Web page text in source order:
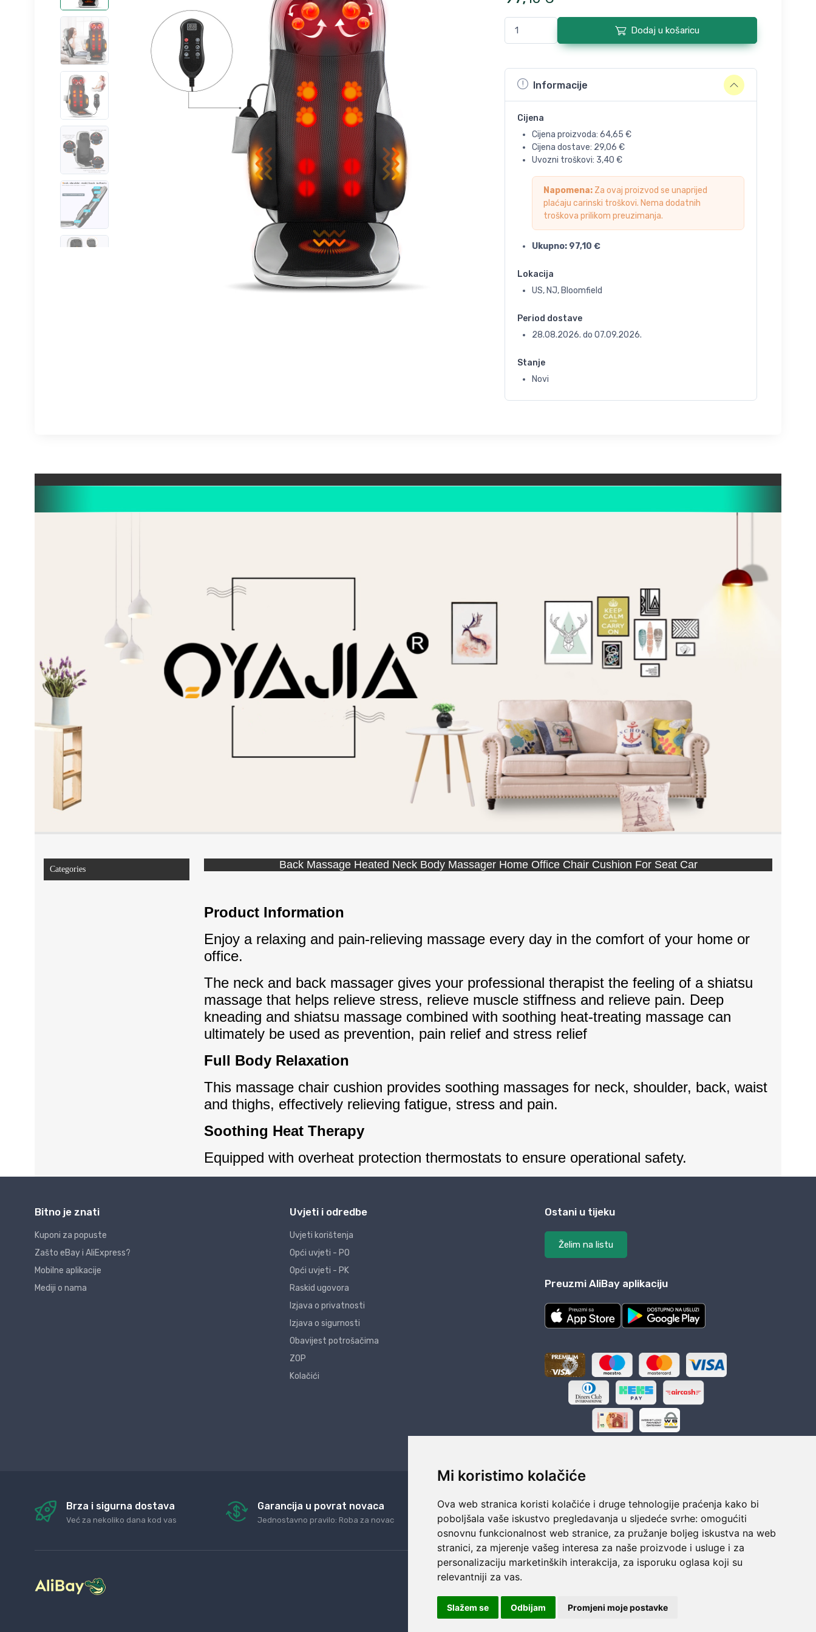
Mi koristimo kolačiće
Ova web stranica koristi kolačiće i druge tehnologije praćenja kako bi
poboljšala vaše iskustvo pregledavanja u sljedeće svrhe: omogućiti
osnovnu funkcionalnost web stranice, za pružanje boljeg iskustva na web
stranici, za mjerenje vašeg interesa za naše proizvode i usluge i za
personalizaciju marketinških interakcija, za isporuku oglasa koji su
relevantniji za vas.
Slažem se Odbijam Promjeni moje postavke
Dodaj u košaricu
Informacije
Cijena
Cijena proizvoda: 64,65 €
Cijena dostave: 29,06 €
Uvozni troškovi: 3,40 €
Napomena:Za ovaj proizvod se unaprijed
plaćaju carinski troškovi. Nema dodatnih
troškova prilikom preuzimanja.
Ukupno: 97,10 €
Lokacija
US, NJ, Bloomfield
Period dostave
28.08.2026. do 07.09.2026.
Stanje
Novi
Bitno je znati
Kuponi za popuste
Zašto eBay i AliExpress?
Mobilne aplikacije
Mediji o nama
Uvjeti i odredbe
Uvjeti korištenja
Opći uvjeti - PO
Opći uvjeti - PK
Raskid ugovora
Izjava o privatnosti
Izjava o sigurnosti
Obavijest potrošačima
ZOP
Kolačići
Ostani u tijeku
Želim na listu
Preuzmi AliBay aplikaciju
Brza i sigurna dostava
Već za nekoliko dana kod vas
Garancija u povrat novaca
Jednostavno pravilo: Roba za novac
24/7 odlična podrška
Naši agenti uvijek na raspolaganju
Sigurno obročno plaćanje
Do 24 rata bez kamata